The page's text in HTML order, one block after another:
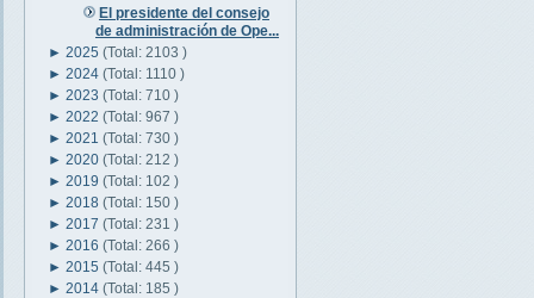
El presidente del consejo
de administración de Ope...
► 2025 (Total: 2103 )
► 2024 (Total: 1110 )
► 2023 (Total: 710 )
► 2022 (Total: 967 )
► 2021 (Total: 730 )
► 2020 (Total: 212 )
► 2019 (Total: 102 )
► 2018 (Total: 150 )
► 2017 (Total: 231 )
► 2016 (Total: 266 )
► 2015 (Total: 445 )
► 2014 (Total: 185 )